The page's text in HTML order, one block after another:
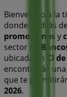
Bienvenido a la
donde podrás
promociones y
sector de
ubicada en Cl
encontrarás
que te
2026.